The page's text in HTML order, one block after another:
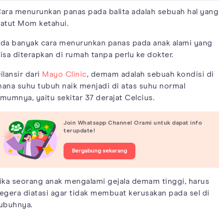
menurunkan panas pada balita adalah sebuah hal yang
Mom ketahui.
banyak cara menurunkan panas pada anak alami yang
diterapkan di rumah tanpa perlu ke dokter.
dari Mayo Clinic, demam adalah sebuah kondisi di
suhu tubuh naik menjadi di atas suhu normal
yaitu sekitar 37 derajat Celcius.
Join Whatsapp Channel Orami untuk dapat info
terupdate!
Bergabung sekarang
seorang anak mengalami gejala demam tinggi, harus
diatasi agar tidak membuat kerusakan pada sel di